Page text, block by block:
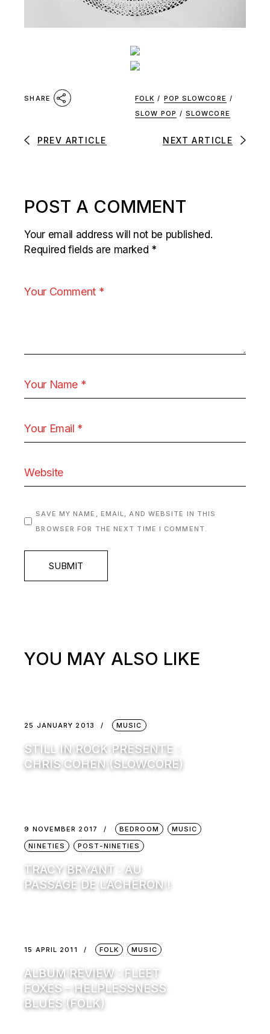
SHARE FOLK / POP SLOWCORE /
SLOW POP / SLOWCORE
PREV ARTICLE NEXT ARTICLE
POST A COMMENT
Your email address will not be published.
Required fields are marked *
SAVE MY NAME, EMAIL, AND WEBSITE IN THIS
BROWSER FOR THE NEXT TIME I COMMENT.
SUBMIT
YOU MAY ALSO LIKE
25 JANUARY 2013 MUSIC
STILL IN ROCK PRÉSENTE :
CHRIS COHEN (SLOWCORE)
9 NOVEMBER 2017 BEDROOM
MUSIC
NINETIES
POST-NINETIES
TRACY BRYANT : AU
PASSAGE DE L’ACHÉRON !
15 APRIL 2011 FOLK MUSIC
ALBUM REVIEW : FLEET
FOXES – HELPLESSNESS
BLUES (FOLK)